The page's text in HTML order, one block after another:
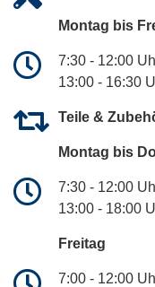
Montag bis
7:30 - 12:00
13:00 - 16:30
Teile &
Montag bis
7:30 - 12:00
13:00 - 18:00
Freitag
7:00 - 12:00